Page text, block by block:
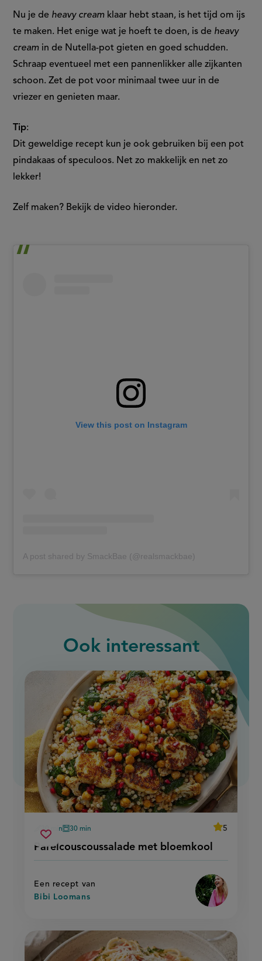
Nu je de heavy cream klaar hebt staan, is het tijd om ijs
te maken. Het enige wat je hoeft te doen, is de heavy
cream in de Nutella-pot gieten en goed schudden.
Schraap eventueel met een pannenlikker alle zijkanten
schoon. Zet de pot voor minimaal twee uur in de
vriezer en genieten maar.
Tip:
Dit geweldige recept kun je ook gebruiken bij een pot
pindakaas of speculoos. Net zo makkelijk en net zo
lekker!
Zelf maken? Bekijk de video hieronder.
View this post on Instagram
A post shared by SmackBae (@realsmackbae)
Ook interessant
Parelcouscoussalade met bloemkool
voorbereidingstijd
30 min
oventijd
30 min
average
5
Beoordeel
bloemkool'
Een recept van
Bibi Loomans
Sla
parelcouscoussalade
met
bloemkool